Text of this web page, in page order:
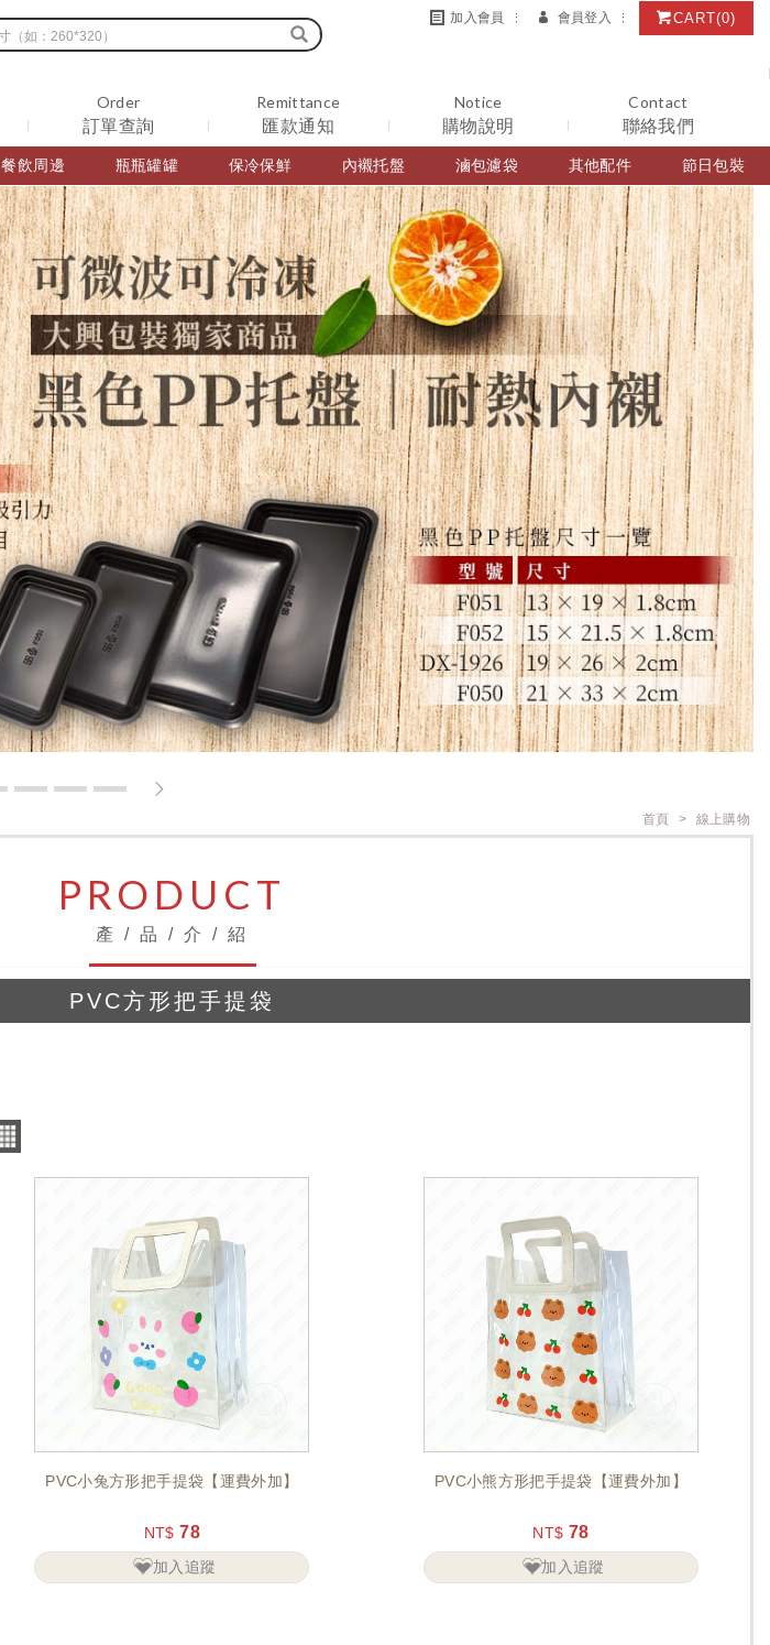
加入會員 會員登入 CART(0)
餐飲周邊 瓶瓶罐罐 保冷保鮮 內襯托盤 滷包濾袋 其他配件 節日包裝
Order
訂單查詢
Remittance
匯款通知
Notice
購物說明
Contact
聯絡我們
3 4 5
首頁 線上購物
PRODUCT
產 / 品 / 介 / 紹
PVC方形把手提袋
PVC小兔方形把手提袋【運費外加】
NT$ 78
加入追蹤
PVC小熊方形把手提袋【運費外加】
NT$ 78
加入追蹤